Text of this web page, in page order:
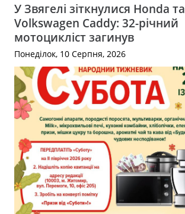
У Звягелі зіткнулися Honda та
Volkswagen Caddy: 32-річний
мотоцикліст загинув
Понеділок, 10 Серпня, 2026